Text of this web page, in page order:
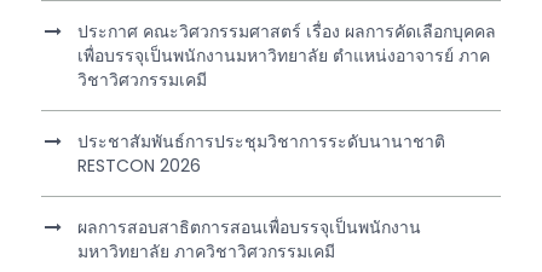
ประกาศ คณะวิศวกรรมศาสตร์ เรื่อง ผลการคัดเลือกบุคคล
เพื่อบรรจุเป็นพนักงานมหาวิทยาลัย ตำแหน่งอาจารย์ ภาค
วิชาวิศวกรรมเคมี
ประชาสัมพันธ์การประชุมวิชาการระดับนานาชาติ
RESTCON 2026
ผลการสอบสาธิตการสอนเพื่อบรรจุเป็นพนักงาน
มหาวิทยาลัย ภาควิชาวิศวกรรมเคมี